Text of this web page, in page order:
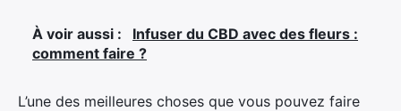
À voir aussi :
Infuser du CBD avec des fleurs :
comment faire ?
L’une des meilleures choses que vous pouvez faire